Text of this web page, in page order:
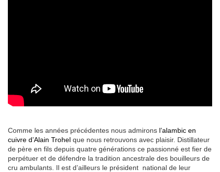
Comme les années précédentes nous admirons l’alambic en
cuivre d’Alain Trohel que nous retrouvons avec plaisir. Distillateur
de père en fils depuis quatre générations ce passionné est fier de
perpétuer et de défendre la tradition ancestrale des bouilleurs de
cru ambulants. Il est d’ailleurs le président national de leur